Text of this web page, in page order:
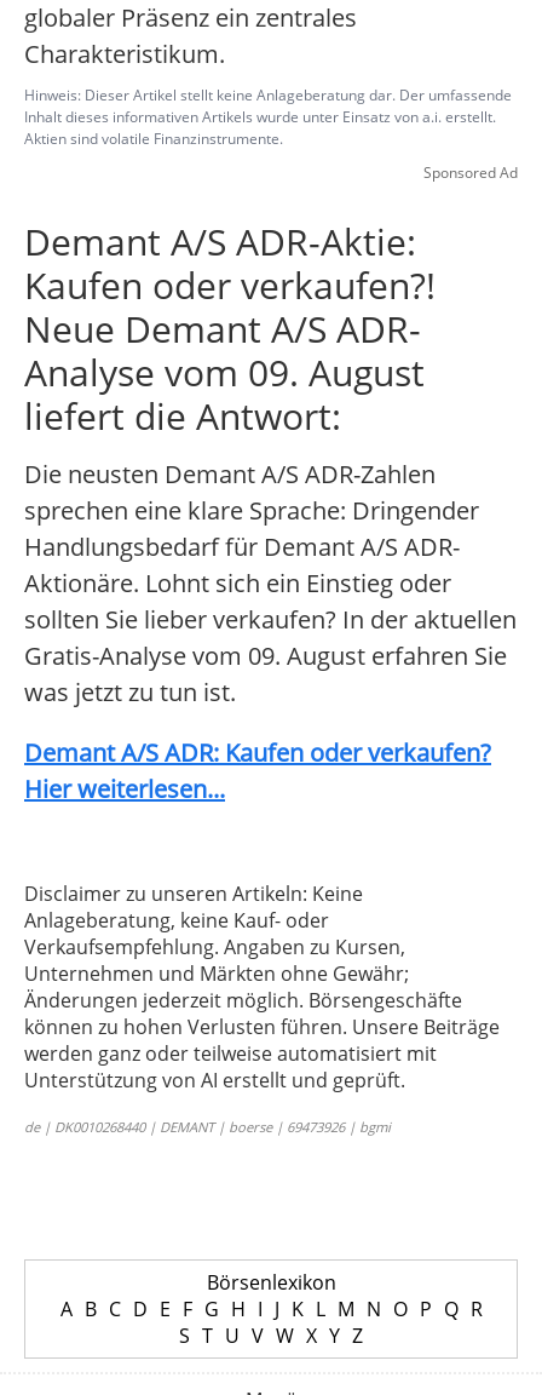
globaler Präsenz ein zentrales
Charakteristikum.
Hinweis: Dieser Artikel stellt keine Anlageberatung dar. Der umfassende
Inhalt dieses informativen Artikels wurde unter Einsatz von a.i. erstellt.
Aktien sind volatile Finanzinstrumente.
Sponsored Ad
Demant A/S ADR-Aktie:
Kaufen oder verkaufen?!
Neue Demant A/S ADR-
Analyse vom 09. August
liefert die Antwort:
Die neusten Demant A/S ADR-Zahlen
sprechen eine klare Sprache: Dringender
Handlungsbedarf für Demant A/S ADR-
Aktionäre. Lohnt sich ein Einstieg oder
sollten Sie lieber verkaufen? In der aktuellen
Gratis-Analyse vom 09. August erfahren Sie
was jetzt zu tun ist.
Demant A/S ADR: Kaufen oder verkaufen?
Hier weiterlesen...
Disclaimer zu unseren Artikeln: Keine
Anlageberatung, keine Kauf- oder
Verkaufsempfehlung. Angaben zu Kursen,
Unternehmen und Märkten ohne Gewähr;
Änderungen jederzeit möglich. Börsengeschäfte
können zu hohen Verlusten führen. Unsere Beiträge
werden ganz oder teilweise automatisiert mit
Unterstützung von AI erstellt und geprüft.
de | DK0010268440 | DEMANT | boerse | 69473926 | bgmi
Börsenlexikon
A B C D E F G H I J K L M N O P Q R
S T U V W X Y Z